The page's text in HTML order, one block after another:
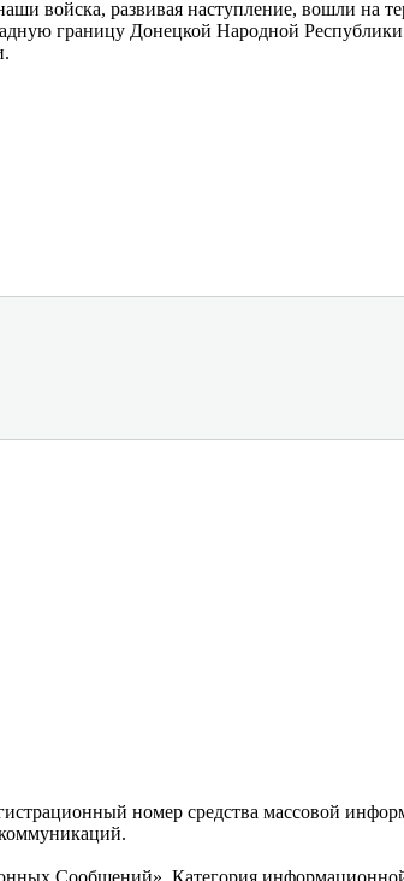
войска, развивая наступление, вошли на
границу Донецкой Народной
номер средства массовой
Сообщений». Категория